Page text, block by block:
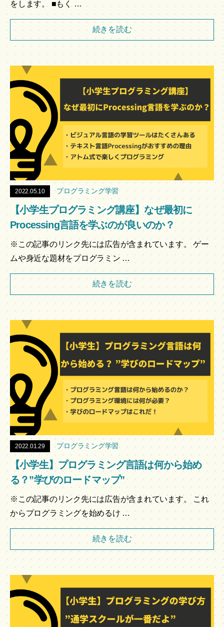
をします。 ■もく …
続きを読む
2022.05.10 プログラミング学習
【小学生プログラミング講座】なぜ最初に
Processing言語を学ぶのが良いのか？
※この記事のリンク先には広告が含まれています。 ゲー
ムや身近な題材をプログラミン …
続きを読む
2022.01.29 プログラミング学習
【小学生】プログラミング言語は何から始め
る？”学びのロードマップ”
※この記事のリンク先には広告が含まれています。 これ
からプログラミングを始めるけ …
続きを読む